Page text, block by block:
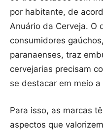
por habitante, de
Anuário da Cerveja. O
consumidores
paranaenses, traz
cervejarias precisam
se destacar em meio
Para isso, as marcas
aspectos que